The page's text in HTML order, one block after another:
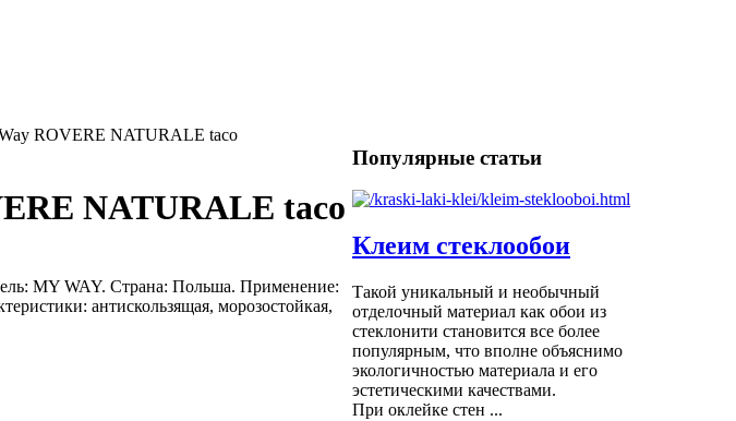
ROVERE NATURALE taco
NATURALE taco
MY WAY. Страна: Польша. Применение:
антискользящая, морозостойкая,
Популярные статьи
Клеим стеклообои
Такой уникальный и необычный
отделочный материал как обои из
стеклонити становится все более
популярным, что вполне объяснимо
экологичностью материала и его
эстетическими качествами.
При оклейке стен ...